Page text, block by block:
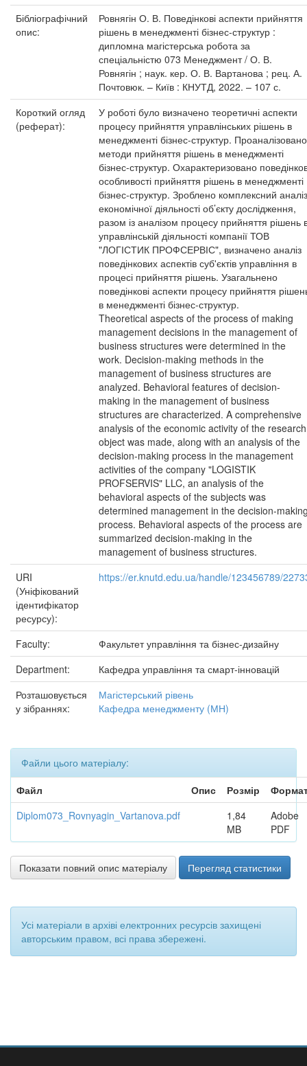
Бібліографічний
опис:
Ровнягін О. В. Поведінкові аспекти прийняття
рішень в менеджменті бізнес-структур :
дипломна магістерська робота за
спеціальністю 073 Менеджмент / О. В.
Ровнягін ; наук. кер. О. В. Вартанова ; рец. А.
Почтовюк. – Київ : КНУТД, 2022. – 107 с.
Короткий огляд
(реферат):
У роботі було визначено теоретичні аспекти
процесу прийняття управлінських рішень в
менеджменті бізнес-структур. Проаналізовано
методи прийняття рішень в менеджменті
бізнес-структур. Охарактеризовано
особливості прийняття рішень в менеджменті
бізнес-структур. Зроблено комплексний аналіз
економічної діяльності об’єкту дослідження,
разом із аналізом процесу прийняття рішень
управлінській діяльності компанії ТОВ
"ЛОГІСТИК ПРОФСЕРВІС", визначено аналіз
поведінкових аспектів суб'єктів управління в
процесі прийняття рішень. Узагальнено
поведінкові аспекти процесу прийняття
в менеджменті бізнес-структур.
Theoretical aspects of the process of making
management decisions in the management of
business structures were determined in the
work. Decision-making methods in the
management of business structures are
analyzed. Behavioral features of decision-
making in the management of business
structures are characterized. A comprehensive
analysis of the economic activity of the research
object was made, along with an analysis of the
decision-making process in the management
activities of the company "LOGISTIK
PROFSERVIS" LLC, an analysis of the
behavioral aspects of the subjects was
determined management in the decision-
process. Behavioral aspects of the process are
summarized decision-making in the
management of business structures.
URI
(Уніфікований
ідентифікатор
ресурсу):
https://er.knutd.edu.ua/handle/123456789/
Faculty:
Факультет управління та бізнес-дизайну
Department:
Кафедра управління та смарт-інновацій
Розташовується
у зібраннях:
Магістерський рівень
Кафедра менеджменту (МН)
Файли цього матеріалу:
Файл
Опис Розмір
Diplom073_Rovnyagin_Vartanova.pdf
1,84
MB
Adobe
PDF
Показати повний опис матеріалу Перегляд статистики
Усі матеріали в архіві електронних ресурсів захищені
авторським правом, всі права збережені.